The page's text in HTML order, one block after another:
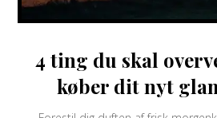
4 ting du skal
køber dit nyt